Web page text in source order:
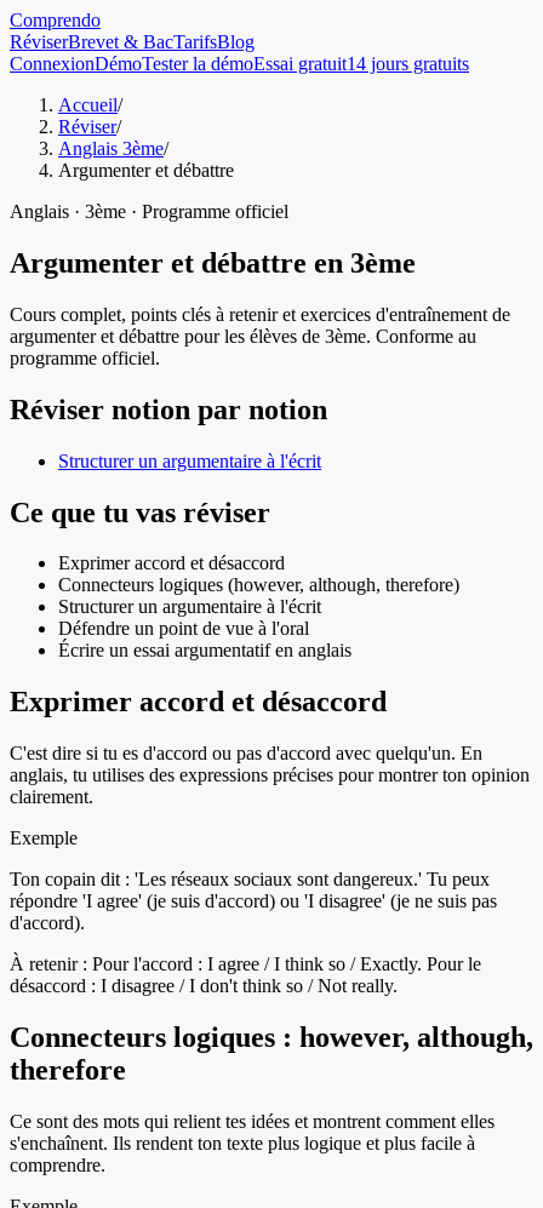
Comprendo
RéviserBrevet & BacTarifsBlog
ConnexionDémoTester la démoEssai gratuit14 jours gratuits
Accueil/
Réviser/
Anglais 3ème/
Argumenter et débattre
Anglais · 3ème · Programme officiel
Argumenter et débattre en 3ème
Cours complet, points clés à retenir et exercices d'entraînement de
argumenter et débattre pour les élèves de 3ème. Conforme au
programme officiel.
Réviser notion par notion
Structurer un argumentaire à l'écrit
Ce que tu vas réviser
Exprimer accord et désaccord
Connecteurs logiques (however, although, therefore)
Structurer un argumentaire à l'écrit
Défendre un point de vue à l'oral
Écrire un essai argumentatif en anglais
Exprimer accord et désaccord
C'est dire si tu es d'accord ou pas d'accord avec quelqu'un. En
anglais, tu utilises des expressions précises pour montrer ton opinion
clairement.
Exemple
Ton copain dit : 'Les réseaux sociaux sont dangereux.' Tu peux
répondre 'I agree' (je suis d'accord) ou 'I disagree' (je ne suis pas
d'accord).
À retenir : Pour l'accord : I agree / I think so / Exactly. Pour le
désaccord : I disagree / I don't think so / Not really.
Connecteurs logiques : however, although,
therefore
Ce sont des mots qui relient tes idées et montrent comment elles
s'enchaînent. Ils rendent ton texte plus logique et plus facile à
comprendre.